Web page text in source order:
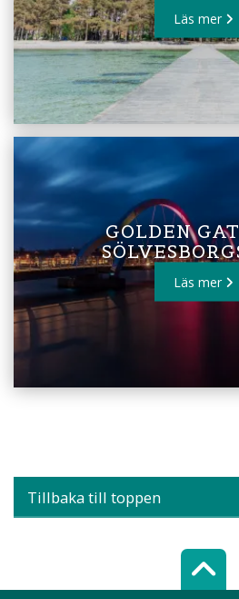
Läs mer
GOLDEN
Läs mer
Tillbaka till toppen